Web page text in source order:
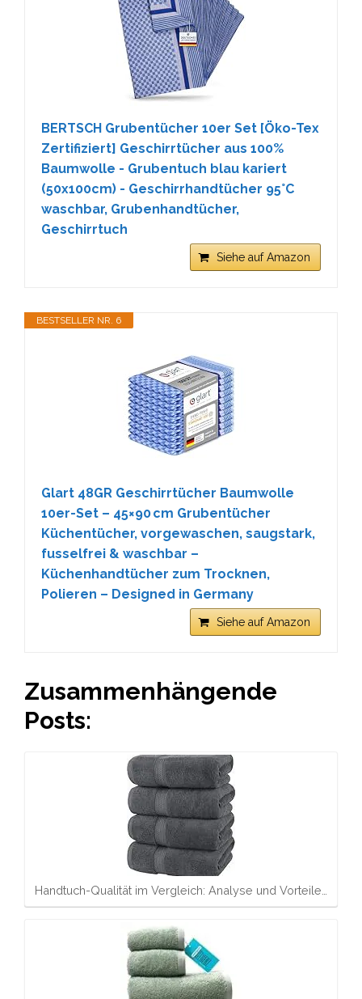
BERTSCH Grubentücher 10er Set [Öko-Tex
Zertifiziert] Geschirrtücher aus 100%
Baumwolle - Grubentuch blau kariert
(50x100cm) - Geschirrhandtücher 95°C
waschbar, Grubenhandtücher,
Geschirrtuch
Siehe auf Amazon
BESTSELLER NR. 6
Glart 48GR Geschirrtücher Baumwolle
10er-Set – 45×90 cm Grubentücher
Küchentücher, vorgewaschen, saugstark,
fusselfrei & waschbar –
Küchenhandtücher zum Trocknen,
Polieren – Designed in Germany
Siehe auf Amazon
Zusammenhängende
Posts:
Handtuch-Qualität im Vergleich: Analyse und Vorteile…